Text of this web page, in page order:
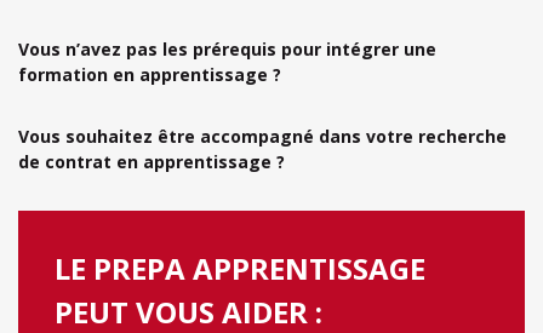
Vous n’avez pas les prérequis pour intégrer une
formation en apprentissage ?
Vous souhaitez être accompagné dans votre recherche
de contrat en apprentissage ?
LE PREPA APPRENTISSAGE
PEUT VOUS AIDER :